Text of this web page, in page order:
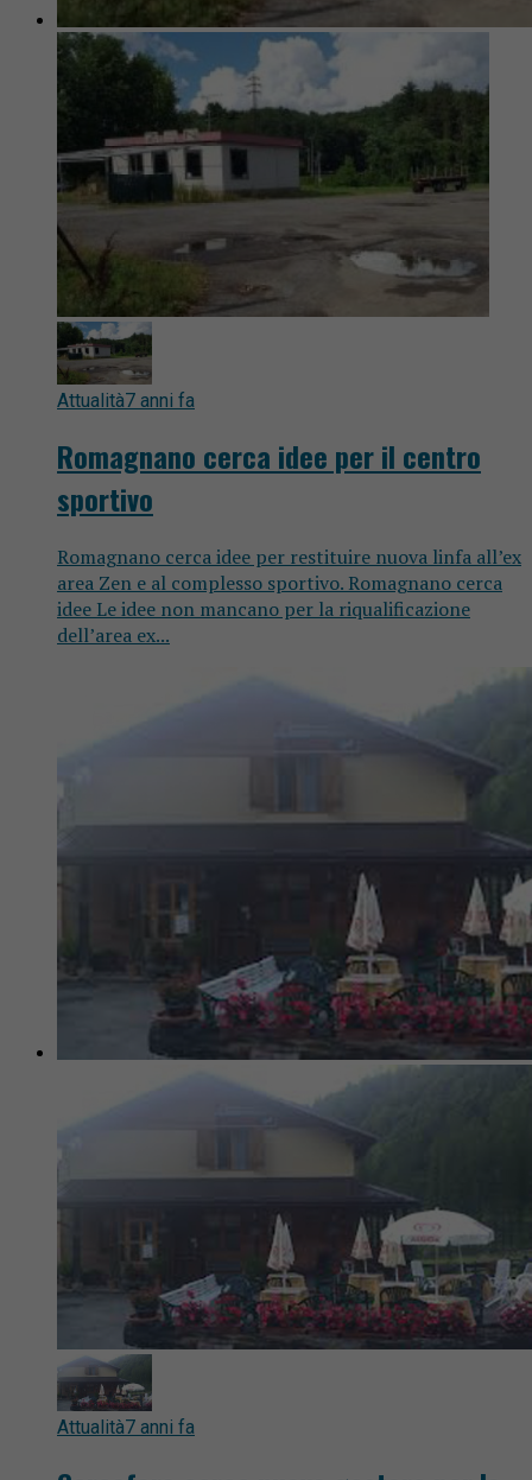
Attualità7 anni fa
Romagnano cerca idee per il centro
sportivo
Romagnano cerca idee per restituire nuova linfa all’ex
area Zen e al complesso sportivo. Romagnano cerca
idee Le idee non mancano per la riqualificazione
dell’area ex...
Attualità7 anni fa